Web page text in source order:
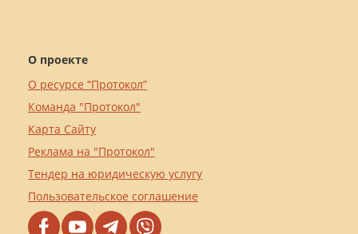
О проекте
О ресурсе “Протокол”
Команда "Протокол"
Карта Сайту
Реклама на "Протокол"
Тендер на юридическую услугу
Пользовательское соглашение